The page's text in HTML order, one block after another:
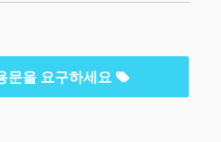
문을 요구하세요